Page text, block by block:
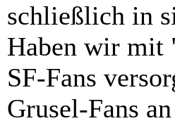
schließlich in
Haben wir mit
SF-Fans
Grusel-Fans